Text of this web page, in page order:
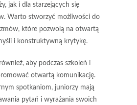
jak i dla starzejących się
Warto stworzyć możliwości do
które pozwolą na otwartą
i konstruktywną krytykę.
aby podczas szkoleń i
otwartą komunikację.
spotkaniom, juniorzy mają
pytań i wyrażania swoich